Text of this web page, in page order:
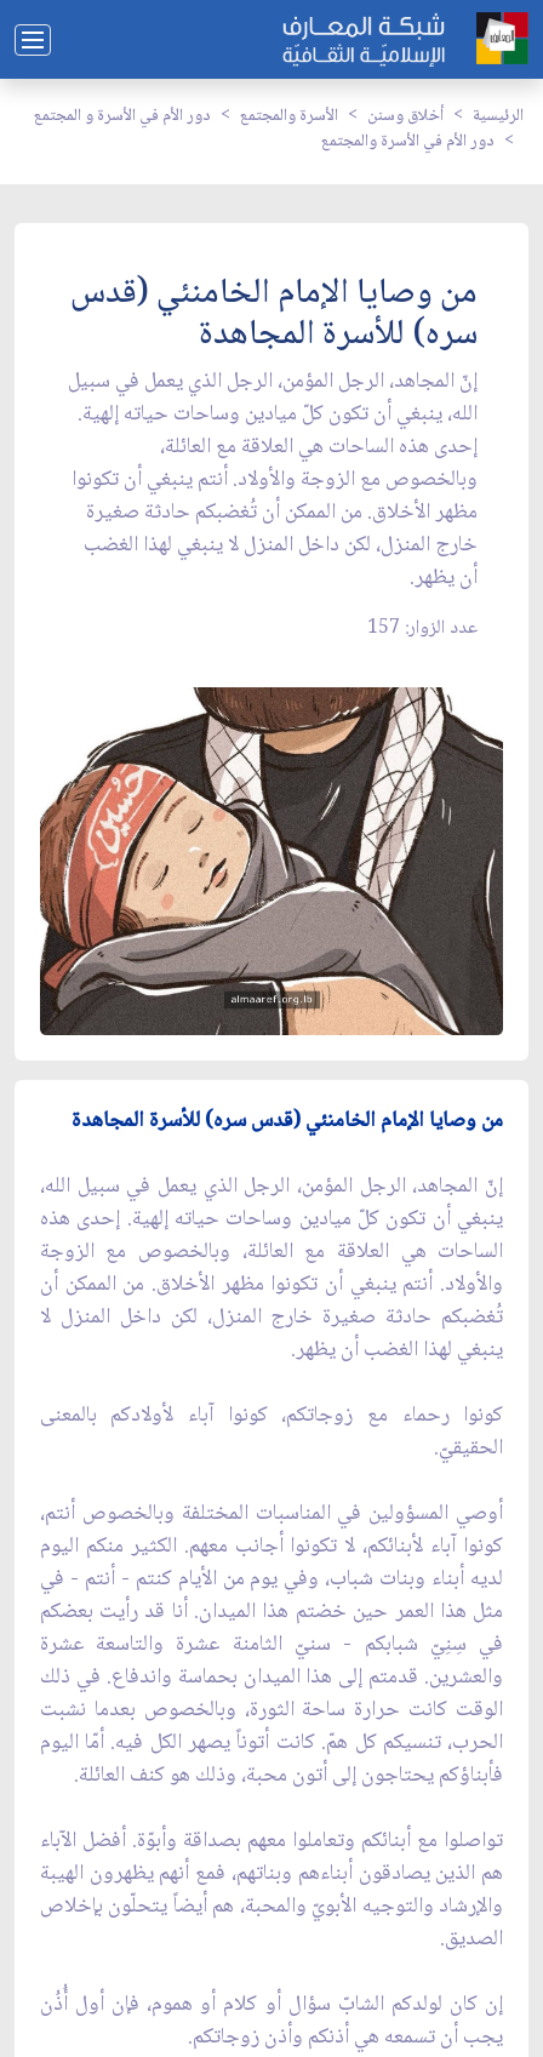
الرئيسية أخلاق وسنن الأسرة والمجتمع
دور الأم في الأسرة و المجتمع
دور الأم في الأسرة والمجتمع
من وصايا الإمام الخامنئي (قدس
سره) للأسرة المجاهدة
إنّ المجاهد، الرجل المؤمن، الرجل الذي يعمل في سبيل
الله، ينبغي أن تكون كلّ ميادين وساحات حياته إلهية.
إحدى هذه الساحات هي العلاقة مع العائلة،
وبالخصوص مع الزوجة والأولاد. أنتم ينبغي أن تكونوا
مظهر الأخلاق. من الممكن أن تُغضبكم حادثة صغيرة
خارج المنزل، لكن داخل المنزل لا ينبغي لهذا الغضب
أن يظهر.
عدد الزوار: 157
من وصايا الإمام الخامنئي (قدس سره) للأسرة المجاهدة
إنّ المجاهد، الرجل المؤمن، الرجل الذي يعمل في سبيل الله،
ينبغي أن تكون كلّ ميادين وساحات حياته إلهية. إحدى هذه
الساحات هي العلاقة مع العائلة، وبالخصوص مع الزوجة
والأولاد. أنتم ينبغي أن تكونوا مظهر الأخلاق. من الممكن أن
تُغضبكم حادثة صغيرة خارج المنزل، لكن داخل المنزل لا
ينبغي لهذا الغضب أن يظهر.
كونوا رحماء مع زوجاتكم، كونوا آباء لأولادكم بالمعنى
الحقيقيّ.
أوصي المسؤولين في المناسبات المختلفة وبالخصوص أنتم،
كونوا آباء لأبنائكم، لا تكونوا أجانب معهم. الكثير منكم اليوم
لديه أبناء وبنات شباب، وفي يوم من الأيام كنتم - أنتم - في
مثل هذا العمر حين خضتم هذا الميدان. أنا قد رأيت بعضكم
في سِنِيّ شبابكم - سنيّ الثامنة عشرة والتاسعة عشرة
والعشرين. قدمتم إلى هذا الميدان بحماسة واندفاع. في ذلك
الوقت كانت حرارة ساحة الثورة، وبالخصوص بعدما نشبت
الحرب، تنسيكم كل همّ. كانت أتوناً يصهر الكل فيه. أمّا اليوم
فأبناؤكم يحتاجون إلى أتون محبة، وذلك هو كنف العائلة.
تواصلوا مع أبنائكم وتعاملوا معهم بصداقة وأبوّة. أفضل الآباء
هم الذين يصادقون أبناءهم وبناتهم، فمع أنهم يظهرون الهيبة
والإرشاد والتوجيه الأبويّ والمحبة، هم أيضاً يتحلّون بإخلاص
الصديق.
إن كان لولدكم الشابّ سؤال أو كلام أو هموم، فإن أول أُذُن
يجب أن تسمعه هي أذنكم وأذن زوجاتكم.